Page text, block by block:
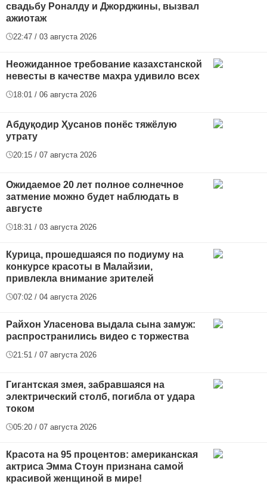
свадьбу Роналду и Джорджины, вызвал
ажиотаж
22:47 / 03 августа 2026
Неожиданное требование казахстанской
невесты в качестве махра удивило всех
18:01 / 06 августа 2026
Абдуқодир Ҳусанов понёс тяжёлую
утрату
20:15 / 07 августа 2026
Ожидаемое 20 лет полное солнечное
затмение можно будет наблюдать в
августе
18:31 / 03 августа 2026
Курица, прошедшаяся по подиуму на
конкурсе красоты в Малайзии,
привлекла внимание зрителей
07:02 / 04 августа 2026
Райхон Уласенова выдала сына замуж:
распространились видео с торжества
21:51 / 07 августа 2026
Гигантская змея, забравшаяся на
электрический столб, погибла от удара
током
05:20 / 07 августа 2026
Красота на 95 процентов: американская
актриса Эмма Стоун признана самой
красивой женщиной в мире!